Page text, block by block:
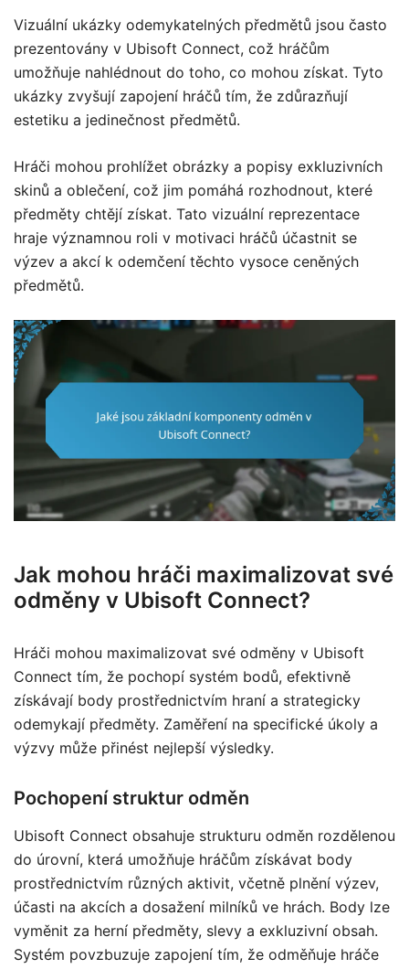
Vizuální ukázky odemykatelných předmětů jsou často
prezentovány v Ubisoft Connect, což hráčům
umožňuje nahlédnout do toho, co mohou získat. Tyto
ukázky zvyšují zapojení hráčů tím, že zdůrazňují
estetiku a jedinečnost předmětů.
Hráči mohou prohlížet obrázky a popisy exkluzivních
skinů a oblečení, což jim pomáhá rozhodnout, které
předměty chtějí získat. Tato vizuální reprezentace
hraje významnou roli v motivaci hráčů účastnit se
výzev a akcí k odemčení těchto vysoce ceněných
předmětů.
Jak mohou hráči maximalizovat své
odměny v Ubisoft Connect?
Hráči mohou maximalizovat své odměny v Ubisoft
Connect tím, že pochopí systém bodů, efektivně
získávají body prostřednictvím hraní a strategicky
odemykají předměty. Zaměření na specifické úkoly a
výzvy může přinést nejlepší výsledky.
Pochopení struktur odměn
Ubisoft Connect obsahuje strukturu odměn rozdělenou
do úrovní, která umožňuje hráčům získávat body
prostřednictvím různých aktivit, včetně plnění výzev,
účasti na akcích a dosažení milníků ve hrách. Body lze
vyměnit za herní předměty, slevy a exkluzivní obsah.
Systém povzbuzuje zapojení tím, že odměňuje hráče